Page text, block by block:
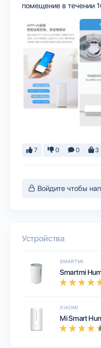
помещение в течении
7 0 0 3
Войдите чтобы
Устройства
SMARTMI
Smartmi
XIAOMI
Mi Smart